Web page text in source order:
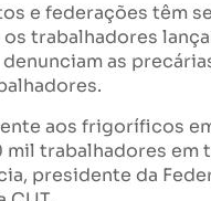
e federações têm
trabalhadores
denunciam as
aos frigoríficos
mil trabalhadores
presidente da